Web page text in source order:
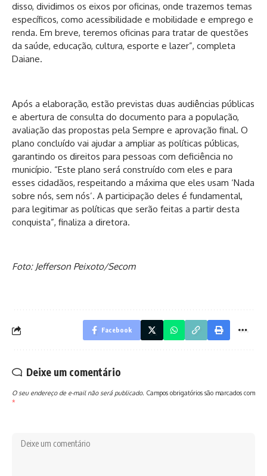
disso, dividimos os eixos por oficinas, onde trazemos temas
específicos, como acessibilidade e mobilidade e emprego e
renda. Em breve, teremos oficinas para tratar de questões
da saúde, educação, cultura, esporte e lazer”, completa
Daiane.
Após a elaboração, estão previstas duas audiências públicas
e abertura de consulta do documento para a população,
avaliação das propostas pela Sempre e aprovação final. O
plano concluído vai ajudar a ampliar as políticas públicas,
garantindo os direitos para pessoas com deficiência no
município. “Este plano será construído com eles e para
esses cidadãos, respeitando a máxima que eles usam ‘Nada
sobre nós, sem nós’. A participação deles é fundamental,
para legitimar as políticas que serão feitas a partir desta
conquista”, finaliza a diretora.
Foto: Jefferson Peixoto/Secom
Facebook
Deixe um comentário
O seu endereço de e-mail não será publicado. Campos obrigatórios são marcados com
*